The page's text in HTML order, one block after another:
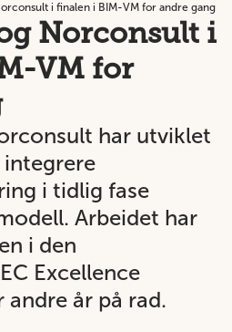
i finalen i BIM-VM for andre gang
Norconsult i
VM for
har utviklet
i tidlig fase
Arbeidet har
i den
Excellence
år på rad.